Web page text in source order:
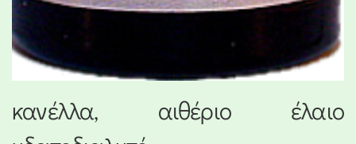
κανέλλα, αιθέριο έλαιο